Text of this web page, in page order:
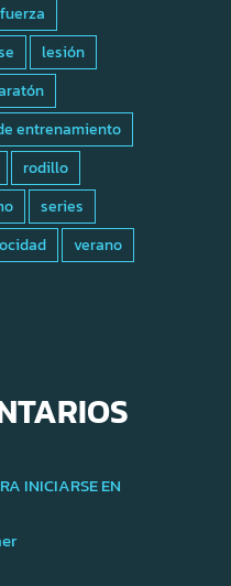
fuerza
lesión
entrenamiento
rodillo
series
verano
INICIARSE EN